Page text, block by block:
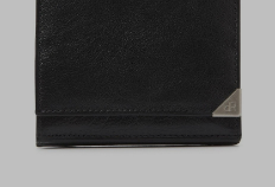
Schoenmode
Kerkhof